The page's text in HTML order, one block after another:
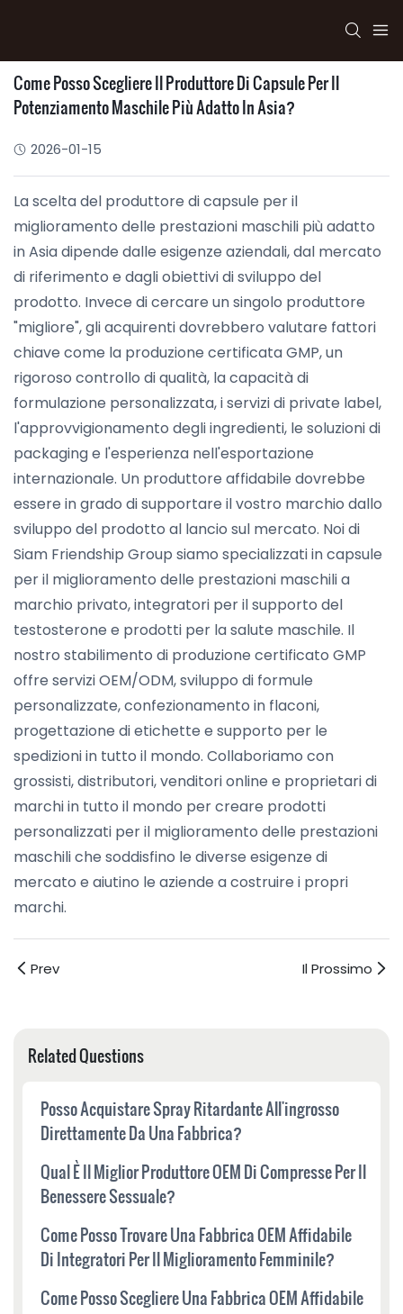
Come Posso Scegliere Il Produttore Di Capsule Per Il
Potenziamento Maschile Più Adatto In Asia?
2026-01-15
La scelta del produttore di capsule per il
miglioramento delle prestazioni maschili più adatto
in Asia dipende dalle esigenze aziendali, dal mercato
di riferimento e dagli obiettivi di sviluppo del
prodotto. Invece di cercare un singolo produttore
"migliore", gli acquirenti dovrebbero valutare fattori
chiave come la produzione certificata GMP, un
rigoroso controllo di qualità, la capacità di
formulazione personalizzata, i servizi di private label,
l'approvvigionamento degli ingredienti, le soluzioni di
packaging e l'esperienza nell'esportazione
internazionale. Un produttore affidabile dovrebbe
essere in grado di supportare il vostro marchio dallo
sviluppo del prodotto al lancio sul mercato. Noi di
Siam Friendship Group siamo specializzati in capsule
per il miglioramento delle prestazioni maschili a
marchio privato, integratori per il supporto del
testosterone e prodotti per la salute maschile. Il
nostro stabilimento di produzione certificato GMP
offre servizi OEM/ODM, sviluppo di formule
personalizzate, confezionamento in flaconi,
progettazione di etichette e supporto per le
spedizioni in tutto il mondo. Collaboriamo con
grossisti, distributori, venditori online e proprietari di
marchi in tutto il mondo per creare prodotti
personalizzati per il miglioramento delle prestazioni
maschili che soddisfino le diverse esigenze di
mercato e aiutino le aziende a costruire i propri
marchi.
Prev Il Prossimo
Related Questions
Posso Acquistare Spray Ritardante All'ingrosso
Direttamente Da Una Fabbrica?
Qual È Il Miglior Produttore OEM Di Compresse Per Il
Benessere Sessuale?
Come Posso Trovare Una Fabbrica OEM Affidabile
Di Integratori Per Il Miglioramento Femminile?
Come Posso Scegliere Una Fabbrica OEM Affidabile